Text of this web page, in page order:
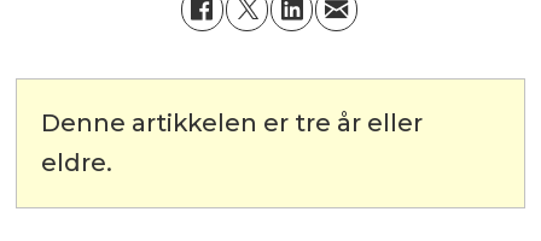
Denne artikkelen er tre år eller
eldre.